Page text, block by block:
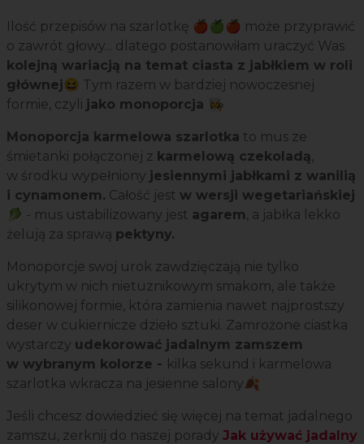
Ilość przepisów na szarlotkę 🍎🍏🍎 może przyprawić
o zawrót głowy... dlatego postanowiłam uraczyć Was
kolejną wariacją na temat ciasta z jabłkiem w roli
głównej😆 Tym razem w bardziej nowoczesnej
formie, czyli jako monoporcja 👩‍🍳
Monoporcja karmelowa szarlotka to mus ze
śmietanki połączonej z karmelową czekoladą,
w środku wypełniony jesiennymi jabłkami z wanilią
i cynamonem. Całość jest w wersji wegetariańskiej
🥬 - mus ustabilizowany jest agarem, a jabłka lekko
żelują za sprawą pektyny.
Monoporcje swoj urok zawdzięczają nie tylko
ukrytym w nich nietuznikowym smakom, ale także
silikonowej formie, która zamienia nawet najprostszy
deser w cukiernicze dzieło sztuki. Zamrożone ciastka
wystarczy udekorować jadalnym zamszem
w wybranym kolorze - kilka sekund i karmelowa
szarlotka wkracza na jesienne salony🍂
Jeśli chcesz dowiedzieć się więcej na temat jadalnego
zamszu, zerknij do naszej porady Jak używać jadalny